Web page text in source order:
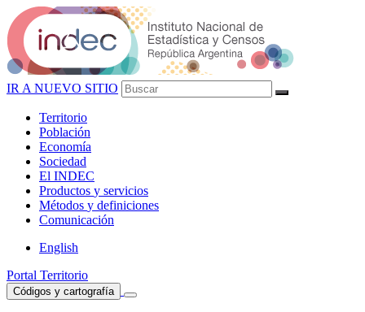
IR A NUEVO SITIO
Territorio
Población
Economía
Sociedad
El INDEC
Productos y servicios
Métodos y definiciones
Comunicación
English
Portal Territorio
Códigos y cartografía